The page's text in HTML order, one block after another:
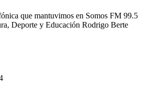
que mantuvimos en Somos FM 99.5
Deporte y Educación Rodrigo Berte